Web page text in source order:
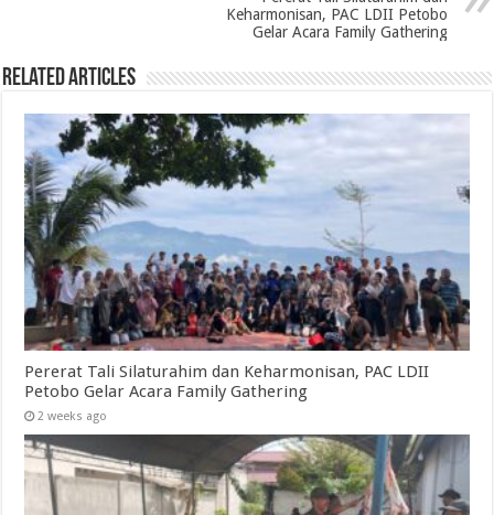
Keharmonisan, PAC LDII Petobo
Gelar Acara Family Gathering
Related Articles
Pererat Tali Silaturahim dan Keharmonisan, PAC LDII
Petobo Gelar Acara Family Gathering
2 weeks ago